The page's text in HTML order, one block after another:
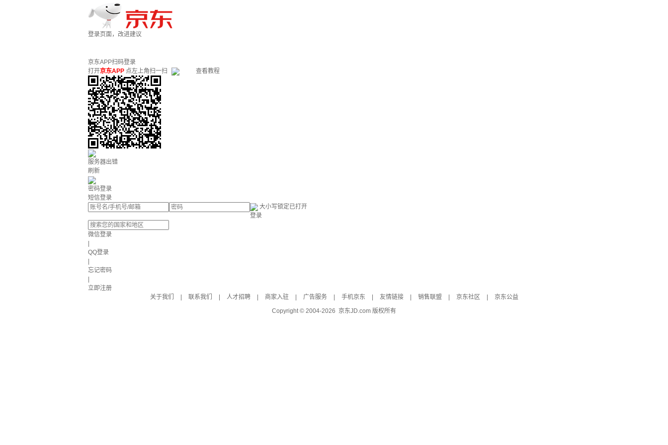
登录页面，改进建议
京东APP扫码登录
打开京东APP 点左上角扫一扫 查看教程
服务器出错
刷新
密码登录
短信登录
大小写锁定已打开
登录
微信登录
QQ登录
忘记密码
立即注册
关于我们
联系我们 人才招聘 商家入驻 广告服务 手机京东 友情链接 销售联盟 京东社区
京东公益
Copyright © 2004-2026 京东JD.com 版权所有